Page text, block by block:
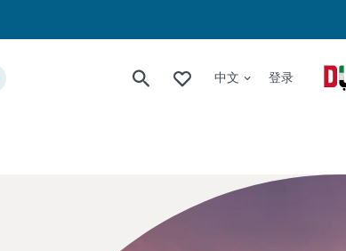
中文 登录